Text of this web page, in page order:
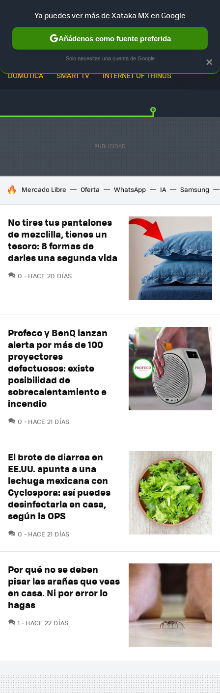
DOMÓTICA SMART TV INTERNET OF THINGS
HOY SE HABLA DE
Mercado Libre Oferta WhatsApp IA Samsung
No tires tus pantalones
de mezclilla, tienes un
tesoro: 8 formas de
darles una segunda vida
0 COMENTARIOS
HACE 20 DÍAS
Profeco y BenQ lanzan
alerta por más de 100
proyectores
defectuosos: existe
posibilidad de
sobrecalentamiento e
incendio
0 COMENTARIOS
HACE 21 DÍAS
El brote de diarrea en
EE.UU. apunta a una
lechuga mexicana con
Cyclospora: así puedes
desinfectarla en casa,
según la OPS
0 COMENTARIOS
HACE 21 DÍAS
Por qué no se deben
pisar las arañas que veas
en casa. Ni por error lo
hagas
1 COMENTARIOS
HACE 22 DÍAS
×
Ya puedes ver más de Xataka MX en Google
Añádenos como fuente preferida
Solo necesitas una cuenta de Google